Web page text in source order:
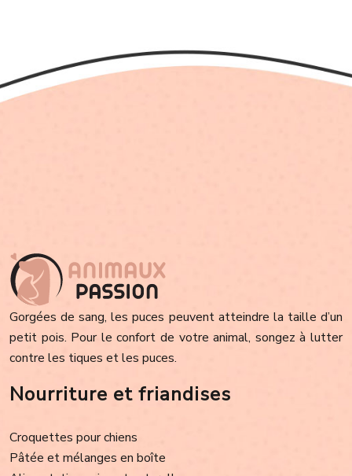
Gorgées de sang, les puces peuvent atteindre la taille d’un
petit pois. Pour le confort de votre animal, songez à lutter
contre les tiques et les puces.
Nourriture et friandises
Croquettes pour chiens
Pâtée et mélanges en boîte